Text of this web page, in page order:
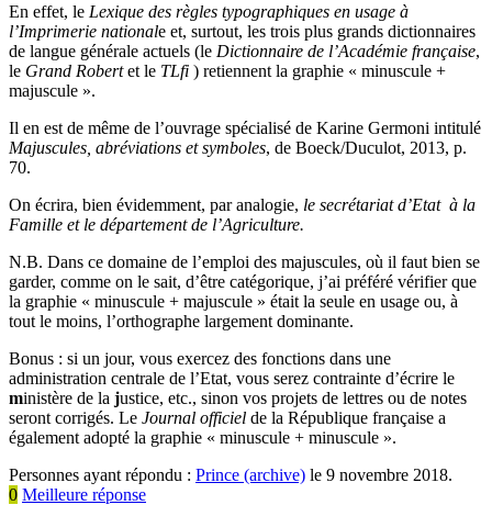
En effet, le Lexique des règles typographiques en usage à
l’Imprimerie nationale et, surtout, les trois plus grands dictionnaires
de langue générale actuels (le Dictionnaire de l’Académie française,
le Grand Robertet le TLfi ) retiennent la graphie « minuscule +
majuscule ».
Il en est de même de l’ouvrage spécialisé de Karine Germoni intitulé
Majuscules, abréviations et symboles, de Boeck/Duculot, 2013, p.
70.
On écrira, bien évidemment, par analogie, le secrétariat d’Etat à la
Famille et le département de l’Agriculture.
N.B. Dans ce domaine de l’emploi des majuscules, où il faut bien se
garder, comme on le sait, d’être catégorique, j’ai préféré vérifier que
la graphie « minuscule + majuscule » était la seule en usage ou, à
tout le moins, l’orthographe largement dominante.
Bonus : si un jour, vous exercez des fonctions dans une
administration centrale de l’Etat, vous serez contrainte d’écrire le
ministère de la justice, etc., sinon vos projets de lettres ou de notes
seront corrigés. Le Journal officiel de la République française a
également adopté la graphie « minuscule + minuscule ».
Personnes ayant répondu : Prince (archive) le 9 novembre 2018.
0 Meilleure réponse